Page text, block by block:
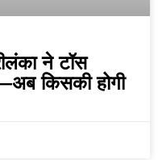
ने टॉस
किसकी होगी